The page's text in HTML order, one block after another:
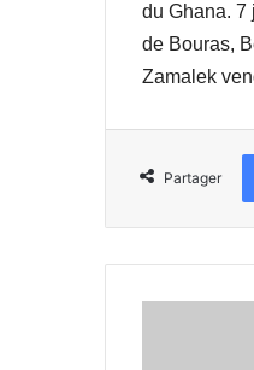
du Ghana. 7
de Bouras,
Zamalek
Partager